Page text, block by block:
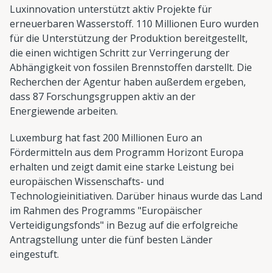
Luxinnovation unterstützt aktiv Projekte für
erneuerbaren Wasserstoff. 110 Millionen Euro wurden
für die Unterstützung der Produktion bereitgestellt,
die einen wichtigen Schritt zur Verringerung der
Abhängigkeit von fossilen Brennstoffen darstellt. Die
Recherchen der Agentur haben außerdem ergeben,
dass 87 Forschungsgruppen aktiv an der
Energiewende arbeiten.
Luxemburg hat fast 200 Millionen Euro an
Fördermitteln aus dem Programm Horizont Europa
erhalten und zeigt damit eine starke Leistung bei
europäischen Wissenschafts- und
Technologieinitiativen. Darüber hinaus wurde das Land
im Rahmen des Programms "Europäischer
Verteidigungsfonds" in Bezug auf die erfolgreiche
Antragstellung unter die fünf besten Länder
eingestuft.